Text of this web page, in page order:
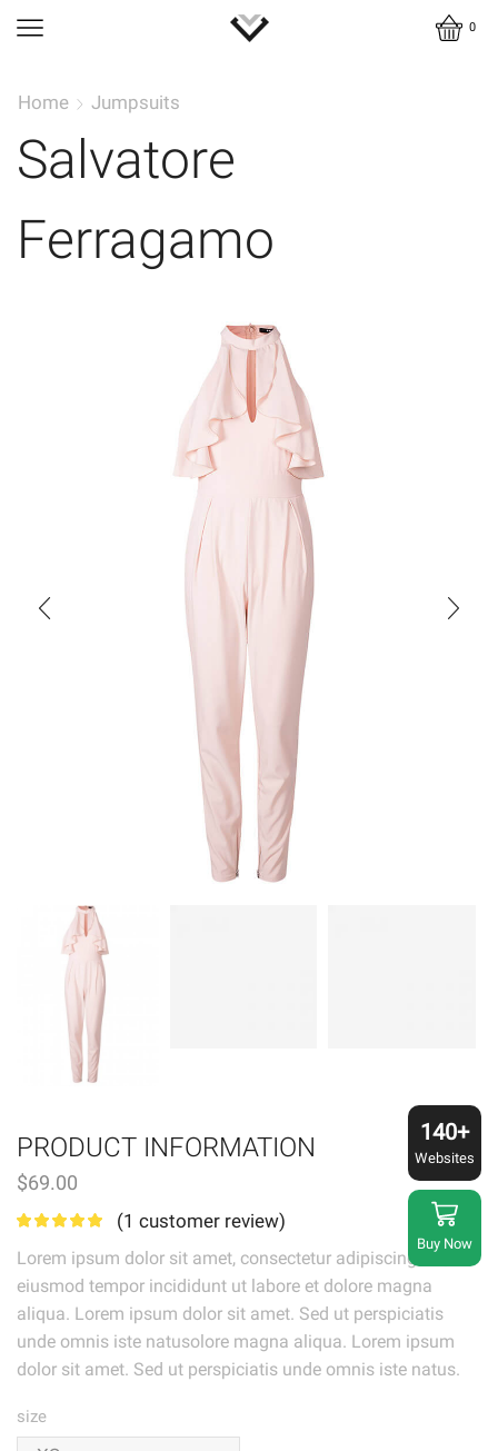
0
Home Jumpsuits
Salvatore
Ferragamo
PRODUCT INFORMATION
$69.00
(1 customer review)
Lorem ipsum dolor sit amet, consectetur adipiscing elit,
eiusmod tempor incididunt ut labore et dolore magna
aliqua. Lorem ipsum dolor sit amet. Sed ut perspiciatis
unde omnis iste natusolore magna aliqua. Lorem ipsum
dolor sit amet. Sed ut perspiciatis unde omnis iste natus.
size
140+
Websites
Buy Now